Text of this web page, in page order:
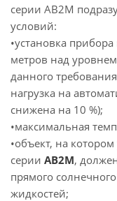
серии АВ2М
условий:
•установка
метров над
данного
нагрузка на
снижена на 10 %);
•максимальная
•объект, на
серии АВ2М,
прямого
жидкостей;